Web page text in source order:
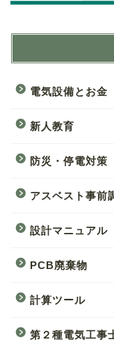
電気設備とお金
新人教育
防災・停電対策
アスベスト事前
設計マニュアル
PCB廃棄物
計算ツール
第２種電気工事